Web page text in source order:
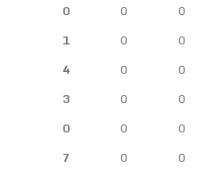
0 0
0
1 0
0
4 0
0
3 0
0
0 0
0
7 0
0